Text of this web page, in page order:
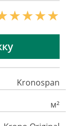
Kronospan
м²